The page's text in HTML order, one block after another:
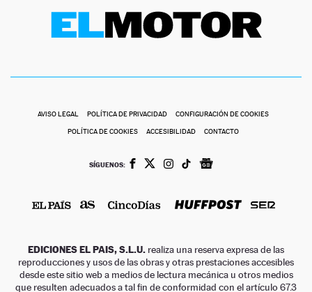
AVISO LEGAL POLÍTICA DE PRIVACIDAD CONFIGURACIÓN DE COOKIES
POLÍTICA DE COOKIES ACCESIBILIDAD CONTACTO
SÍGUENOS:
EDICIONES EL PAIS, S.L.U. realiza una reserva expresa de las
reproducciones y usos de las obras y otras prestaciones accesibles
desde este sitio web a medios de lectura mecánica u otros medios
que resulten adecuados a tal fin de conformidad con el artículo 67.3